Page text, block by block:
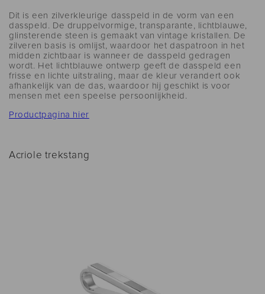
Dit is een zilverkleurige dasspeld in de vorm van een
dasspeld. De druppelvormige, transparante, lichtblauwe,
glinsterende steen is gemaakt van vintage kristallen. De
zilveren basis is omlijst, waardoor het daspatroon in het
midden zichtbaar is wanneer de dasspeld gedragen
wordt. Het lichtblauwe ontwerp geeft de dasspeld een
frisse en lichte uitstraling, maar de kleur verandert ook
afhankelijk van de das, waardoor hij geschikt is voor
mensen met een speelse persoonlijkheid.
Productpagina hier
Acriole trekstang